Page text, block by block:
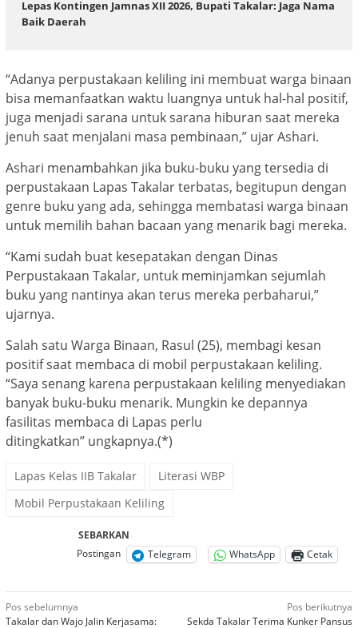
Lepas Kontingen Jamnas XII 2026, Bupati Takalar: Jaga Nama
Baik Daerah
“Adanya perpustakaan keliling ini membuat warga binaan
bisa memanfaatkan waktu luangnya untuk hal-hal positif,
juga menjadi sarana untuk sarana hiburan saat mereka
jenuh saat menjalani masa pembinaan,” ujar Ashari.
Ashari menambahkan jika buku-buku yang tersedia di
perpustakaan Lapas Takalar terbatas, begitupun dengan
genre buku yang ada, sehingga membatasi warga binaan
untuk memilih bahan bacaan yang menarik bagi mereka.
“Kami sudah buat kesepatakan dengan Dinas
Perpustakaan Takalar, untuk meminjamkan sejumlah
buku yang nantinya akan terus mereka perbaharui,”
ujarnya.
Salah satu Warga Binaan, Rasul (25), membagi kesan
positif saat membaca di mobil perpustakaan keliling.
“Saya senang karena perpustakaan keliling menyediakan
banyak buku-buku menarik. Mungkin ke depannya
fasilitas membaca di Lapas perlu
ditingkatkan” ungkapnya.(*)
Lapas Kelas IIB Takalar
Literasi WBP
Mobil Perpustakaan Keliling
SEBARKAN
Postingan
Telegram WhatsApp Cetak
Navigasi
Pos sebelumnya
Takalar dan Wajo Jalin Kerjasama:
Pos berikutnya
Sekda Takalar Terima Kunker Pansus